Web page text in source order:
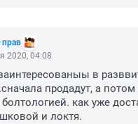
прав
2020, 04:08
в
продадут, а
как уже
и локтя.